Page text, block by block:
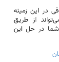
در این زمینه
از طریق
شما در حل این